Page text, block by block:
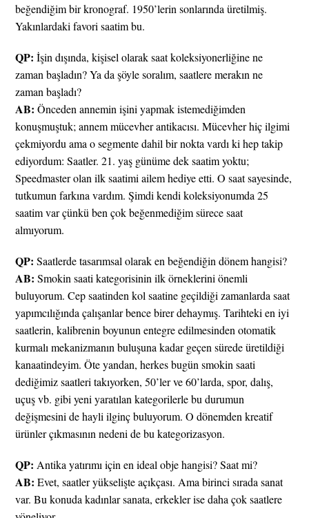
beğendiğim bir kronograf. 1950’lerin sonlarında üretilmiş.
Yakınlardaki favori saatim bu.
QP: İşin dışında, kişisel olarak saat koleksiyonerliğine ne
zaman başladın? Ya da şöyle soralım, saatlere merakın ne
zaman başladı?
AB: Önceden annemin işini yapmak istemediğimden
konuşmuştuk; annem mücevher antikacısı. Mücevher hiç ilgimi
çekmiyordu ama o segmente dahil bir nokta vardı ki hep takip
ediyordum: Saatler. 21. yaş günüme dek saatim yoktu;
Speedmaster olan ilk saatimi ailem hediye etti. O saat sayesinde,
tutkumun farkına vardım. Şimdi kendi koleksiyonumda 25
saatim var çünkü ben çok beğenmediğim sürece saat
almıyorum.
QP: Saatlerde tasarımsal olarak en beğendiğin dönem hangisi?
AB: Smokin saati kategorisinin ilk örneklerini önemli
buluyorum. Cep saatinden kol saatine geçildiği zamanlarda saat
yapımcılığında çalışanlar bence birer dehaymış. Tarihteki en iyi
saatlerin, kalibrenin boyunun entegre edilmesinden otomatik
kurmalı mekanizmanın buluşuna kadar geçen sürede üretildiği
kanaatindeyim. Öte yandan, herkes bugün smokin saati
dediğimiz saatleri takıyorken, 50’ler ve 60’larda, spor, dalış,
uçuş vb. gibi yeni yaratılan kategorilerle bu durumun
değişmesini de hayli ilginç buluyorum. O dönemden kreatif
ürünler çıkmasının nedeni de bu kategorizasyon.
QP: Antika yatırımı için en ideal obje hangisi? Saat mi?
AB: Evet, saatler yükselişte açıkçası. Ama birinci sırada sanat
var. Bu konuda kadınlar sanata, erkekler ise daha çok saatlere